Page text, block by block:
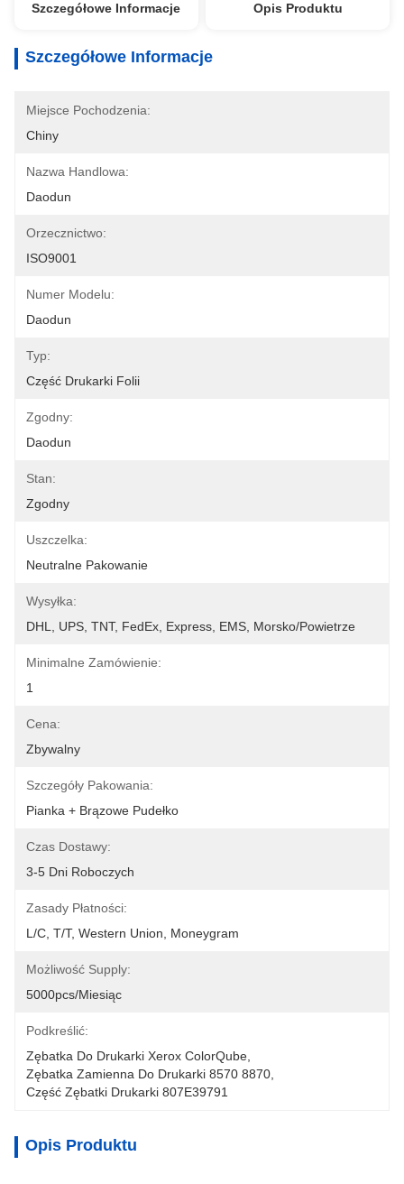
Szczegółowe Informacje Opis Produktu
Szczegółowe Informacje
Miejsce Pochodzenia:
Chiny
Nazwa Handlowa:
Daodun
Orzecznictwo:
ISO9001
Numer Modelu:
Daodun
Typ:
Część Drukarki Folii
Zgodny:
Daodun
Stan:
Zgodny
Uszczelka:
Neutralne Pakowanie
Wysyłka:
DHL, UPS, TNT, FedEx, Express, EMS, Morsko/powietrze
Minimalne Zamówienie:
1
Cena:
Zbywalny
Szczegóły Pakowania:
Pianka + Brązowe Pudełko
Czas Dostawy:
3-5 Dni Roboczych
Zasady Płatności:
L/C, T/T, Western Union, Moneygram
Możliwość Supply:
5000pcs/miesiąc
Podkreślić:
Zębatka Do Drukarki Xerox ColorQube
Zębatka Zamienna Do Drukarki 8570 8870
Część Zębatki Drukarki 807E39791
Opis Produktu